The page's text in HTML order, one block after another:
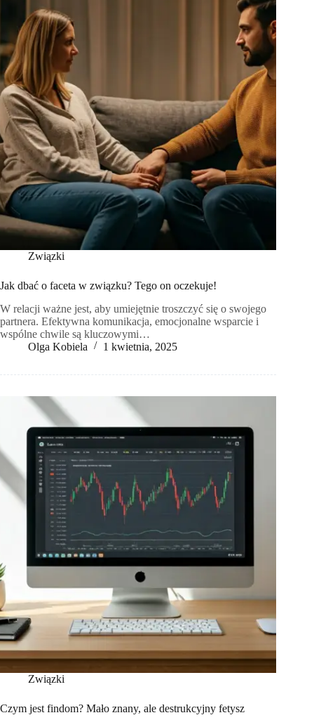
Związki
Jak dbać o faceta w związku? Tego on oczekuje!
W relacji ważne jest, aby umiejętnie troszczyć się o swojego
partnera. Efektywna komunikacja, emocjonalne wsparcie i
wspólne chwile są kluczowymi…
Olga Kobiela
1 kwietnia, 2025
Związki
Czym jest findom? Mało znany, ale destrukcyjny fetysz